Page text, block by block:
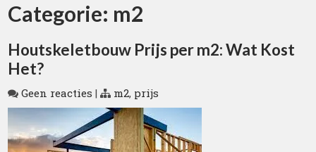
Categorie: m2
Houtskeletbouw Prijs per m2: Wat Kost
Het?
Geen reacties | m2, prijs